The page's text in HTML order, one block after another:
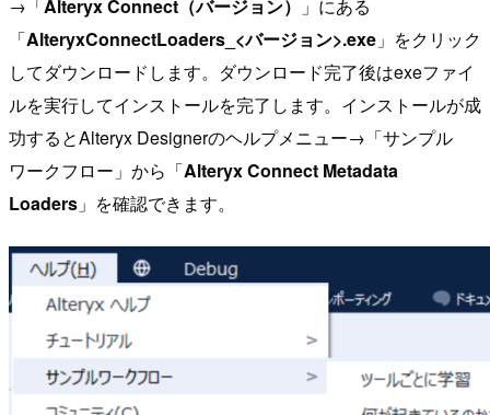
→「Alteryx Connect（バージョン）
」にある
「AlteryxConnectLoaders_<バージョン>.exe 」をクリック
してダウンロードします。ダウンロード完了後はexeファイ
ルを実行してインストールを完了します。インストールが成
功するとAlteryx Designerのヘルプメニュー→「サンプル
ワークフロー」から「Alteryx Connect Metadata
Loaders 」を確認できます。